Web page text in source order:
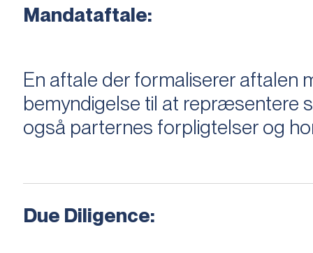
Mandataftale:
En aftale der formaliserer
bemyndigelse til at repræsentere
også parternes forpligtelser og
Due Diligence: